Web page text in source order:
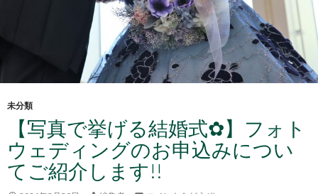
未分類
【写真で挙げる結婚式✿】フォト
ウェディングのお申込みについ
てご紹介します!!